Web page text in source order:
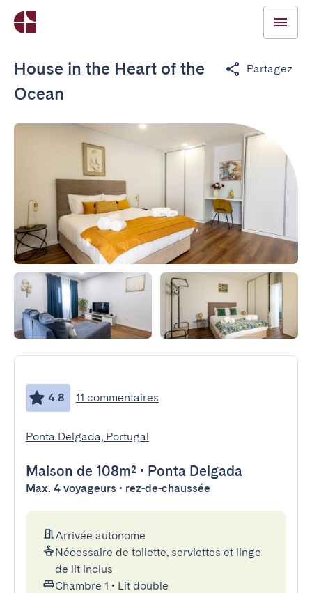
House in the Heart of the
Ocean
Partagez
4.8 11 commentaires
Ponta Delgada, Portugal
Maison de 108m² • Ponta Delgada
Max. 4 voyageurs • rez-de-chaussée
Arrivée autonome
Nécessaire de toilette, serviettes et linge
de lit inclus
Chambre 1 • Lit double